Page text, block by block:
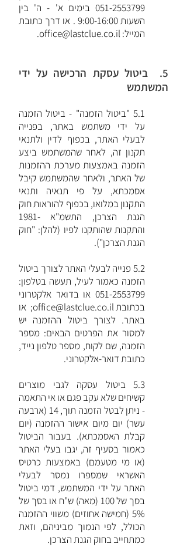
051-2553799 בימים א' - ה' בין
השעות 9:00-16:00 . או דרך כתובת
המייל: office@lastclue.co.il
.
5. ביטול עסקת הרכישה על ידי
המשתמש
5.1 "ביטול הזמנה" - ביטול הזמנה
על ידי משתמש באתר, בפנייה
לבעלי האתר, בכפוף לדין ולתנאי
תקנון זה, לאחר שהמשתמש ביצע
הזמנה באמצעות מערכת ההזמנות
של האתר, ולאחר שהמשתמש קיבל
אסמכתא, על פי תנאיה ותנאי
התקנון במלואו, בכפוף להוראות חוק
הגנת הצרכן, התשמ"א -1981
והתקנות שהותקנו לפיו (להלן: "חוק
הגנת הצרכן").
5.2 פנייה לבעלי האתר לצורך ביטול
הזמנה כאמור לעיל, תעשה בטלפון:
051-2553799 או בדואר אלקטרוני
בכתובתoffice@lastclue.co.il; או
באתר. לצורך ביטול ההזמנה יש
למסור את הפרטים הבאים: מספר
הזמנה, שם לקוח, מספר טלפון נייד,
כתובת דואר-אלקטרוני.
5.3 ביטול עסקה לגבי מוצרים
קשיחים שלא עקב פגם או אי התאמה
- ניתן לבטל הזמנה תוך, 14 (ארבעה
עשר) יום מיום אישור ההזמנה (יום
קבלת האסמכתא). בעבור הביטול
כאמור בסעיף זה, יגבו בעלי האתר
(או מי מטעמם) באמצעות כרטיס
האשראי שמספרו נמסר לבעלי
האתר על ידי המשתמש, דמי ביטול
בסך של 100 (מאה) ש"ח או בסך של
5% (חמישה אחוזים) משווי ההזמנה
הכולל, לפי הנמוך מביניהם, וזאת
כמתחייב בחוק הגנת הצרכן.